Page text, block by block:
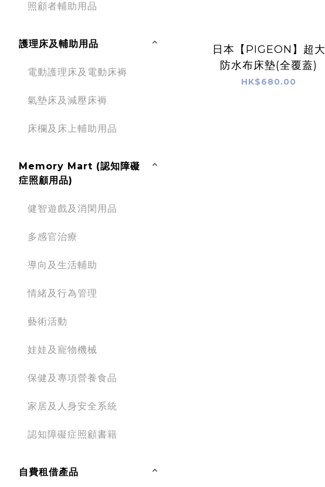
照顧者輔助用品
護理床及輔助用品
電動護理床及電動床褥
氣墊床及減壓床褥
床欄及床上輔助用品
Memory Mart (認知障礙
症照顧用品)
健智遊戲及消閑用品
多感官治療
導向及生活輔助
情緒及行為管理
藝術活動
娃娃及寵物機械
保健及專項營養食品
家居及人身安全系統
認知障礙症照顧書籍
自費租借產品
日本【PIGEON】超大
防水布床墊(全覆蓋)
HK$680.00